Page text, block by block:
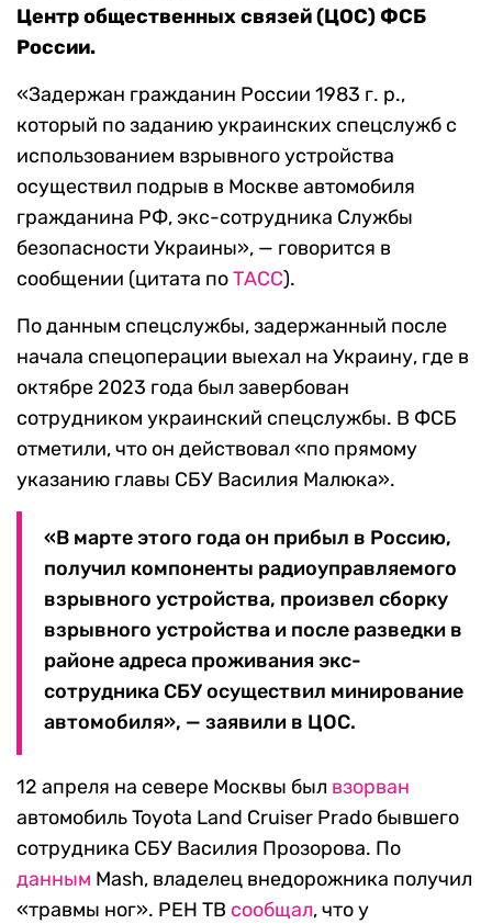
Центр общественных связей (ЦОС) ФСБ
России.
«Задержан гражданин России 1983 г. р.,
который по заданию украинских спецслужб с
использованием взрывного устройства
осуществил подрыв в Москве автомобиля
гражданина РФ, экс-сотрудника Службы
безопасности Украины», — говорится в
сообщении (цитата поТАСС).
По данным спецслужбы, задержанный после
начала спецоперации выехал на Украину, где в
октябре 2023 года был завербован
сотрудником украинский спецслужбы. В ФСБ
отметили, что он действовал «по прямому
указанию главы СБУ Василия Малюка».
«В марте этого года он прибыл в Россию,
получил компоненты радиоуправляемого
взрывного устройства, произвел сборку
взрывного устройства и после разведки в
районе адреса проживания экс-
сотрудника СБУ осуществил минирование
автомобиля», — заявили в ЦОС.
12 апреля на севере Москвы был взорван
автомобиль Toyota Land Cruiser Prado бывшего
сотрудника СБУ Василия Прозорова. По
данным Mash, владелец внедорожника получил
«травмы ног». РЕН ТВ сообщал, что у